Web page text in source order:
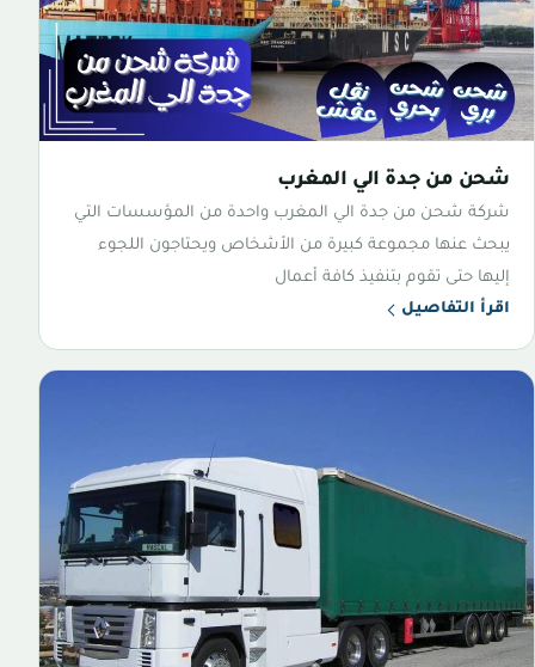
شحن من جدة الي المغرب
شركة شحن من جدة الي المغرب واحدة من المؤسسات التي
يبحث عنها مجموعة كبيرة من الأشخاص ويحتاجون اللجوء
إليها حتى تقوم بتنفيذ كافة أعمال
اقرأ التفاصيل